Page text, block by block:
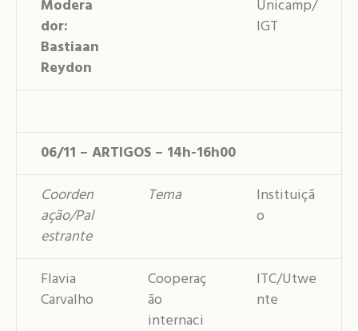
Modera
dor:
Bastiaan
Reydon
Unicamp/
IGT
06/11 – ARTIGOS – 14h-16h00
Coorden
ação/Pal
estrante
Tema
Instituiçã
o
Flavia
Carvalho
Cooperaç
ão
internaci
ITC/Utwe
nte